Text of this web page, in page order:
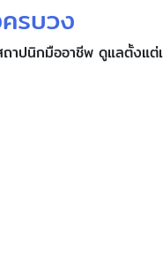
รบวง
ถาปนิกมืออาชีพ ดูแลตั้งแ